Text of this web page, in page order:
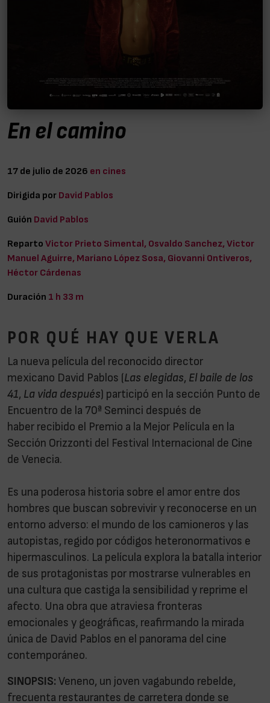
En el camino
17 de julio de 2026 en cines
Dirigida por David Pablos
Guión David Pablos
Reparto Victor Prieto Simental, Osvaldo Sanchez, Victor
Manuel Aguirre, Mariano López Sosa, Giovanni Ontiveros,
Héctor Cárdenas
Duración 1 h 33 m
POR QUÉ HAY QUE VERLA
La nueva película del reconocido director
mexicano David Pablos (Las elegidas, El baile de los
41, La vida después) participó en la sección Punto de
Encuentro de la 70ª Seminci después de
haber recibido el Premio a la Mejor Película en la
Sección Orizzonti del Festival Internacional de Cine
de Venecia.
Es una poderosa historia sobre el amor entre dos
hombres que buscan sobrevivir y reconocerse en un
entorno adverso: el mundo de los camioneros y las
autopistas, regido por códigos heteronormativos e
hipermasculinos. La película explora la batalla interior
de sus protagonistas por mostrarse vulnerables en
una cultura que castiga la sensibilidad y reprime el
afecto. Una obra que atraviesa fronteras
emocionales y geográficas, reafirmando la mirada
única de David Pablos en el panorama del cine
contemporáneo.
SINOPSIS: Veneno, un joven vagabundo rebelde,
frecuenta restaurantes de carretera donde se